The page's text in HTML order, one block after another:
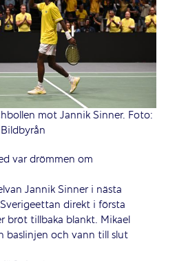
mot Jannik Sinner. Foto:
Bildbyrån
var drömmen om
Jannik Sinner i nästa
direkt i första
bröt tillbaka blankt. Mikael
baslinjen och vann till slut